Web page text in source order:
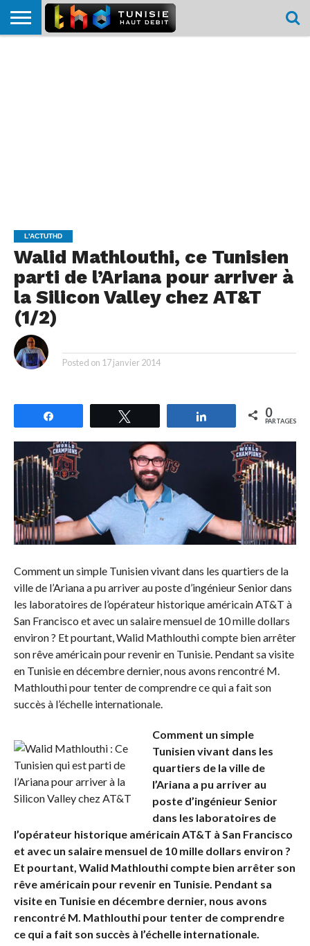
L'ACTUTHD
Walid Mathlouthi, ce Tunisien
parti de l’Ariana pour arriver à
la Silicon Valley chez AT&T
(1/2)
Posted on 17 janvier 2014
Partagez 0
PARTAGES
Comment un simple Tunisien vivant dans les quartiers de la
ville de l’Ariana a pu arriver au poste d’ingénieur Senior dans
les laboratoires de l’opérateur historique américain AT&T à
San Francisco et avec un salaire mensuel de 10 mille dollars
environ ? Et pourtant, Walid Mathlouthi compte bien arrêter
son rêve américain pour revenir en Tunisie. Pendant sa visite
en Tunisie en décembre dernier, nous avons rencontré M.
Mathlouthi pour tenter de comprendre ce qui a fait son
succès à l’échelle internationale.
Comment un simple
Tunisien vivant dans les
quartiers de la ville de
l’Ariana a pu arriver au
poste d’ingénieur Senior
dans les laboratoires de
l’opérateur historique américain AT&T à San Francisco
et avec un salaire mensuel de 10 mille dollars environ ?
Et pourtant, Walid Mathlouthi compte bien arrêter son
rêve américain pour revenir en Tunisie. Pendant sa
visite en Tunisie en décembre dernier, nous avons
rencontré M. Mathlouthi pour tenter de comprendre
ce qui a fait son succès à l’échelle internationale.